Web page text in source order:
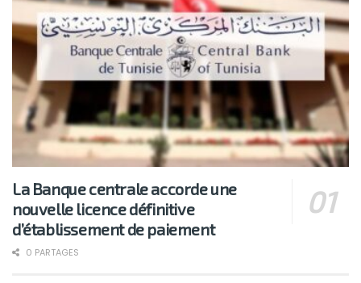
La Banque centrale accorde une
nouvelle licence définitive
d’établissement de paiement
0 PARTAGES